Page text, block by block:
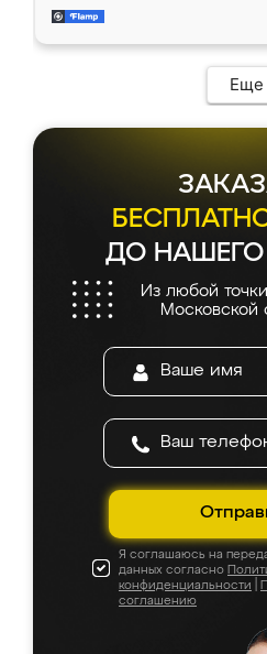
мебель за качественную
Еще
ДО
Из любой
Московской
Я соглашаюсь на
данных согласно
конфиденциальности
соглашению